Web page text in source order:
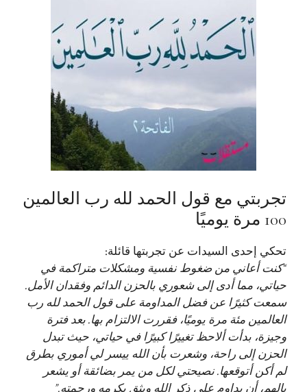
تجربتي مع قول الحمد لله رب العالمين
100 مرة يوميًا
تحكي إحدى السيدات عن تجربتها قائلة:
“كنت أعاني من ضغوط نفسية ومشكلات متراكمة في
حياتي، مما أدى إلى شعوري بالحزن الدائم وفقدان الأمل.
سمعت كثيرًا عن فضل المداومة على قول الحمد لله رب
العالمين مئة مرة يوميًا، فقررت الالتزام بها. بعد فترة
وجيزة، بدأت ألاحظ تغييرًا كبيرًا في حياتي، حيث تبدل
الحزن إلى راحة، وشعرت بأن الله ييسر لي أموري بطرق
لم أكن أتوقعها. نصيحتي لكل من يمر بضائقة أو يشعر
بالهم، أن يداوم على ذكر الله ويثق بكرمه ورحمته.”